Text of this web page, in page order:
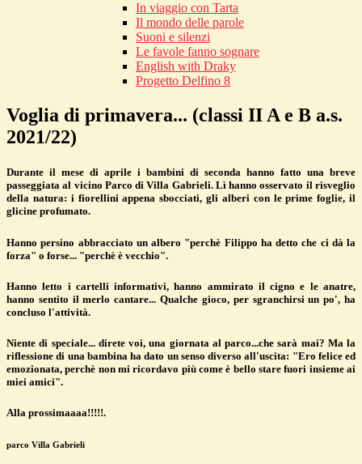
In viaggio con Tarta
Il mondo delle parole
Suoni e silenzi
Le favole fanno sognare
English with Draky
Progetto Delfino 8
Voglia di primavera... (classi II A e B a.s.
2021/22)
Durante il mese di aprile i bambini di seconda hanno fatto una breve
passeggiata al vicino Parco di Villa Gabrieli. Lì hanno osservato il risveglio
della natura: i fiorellini appena sbocciati, gli alberi con le prime foglie, il
glicine profumato.
Hanno persino abbracciato un albero "perchè Filippo ha detto che ci dà la
forza" o forse... "perchè è vecchio".
Hanno letto i cartelli informativi, hanno ammirato il cigno e le anatre,
hanno sentito il merlo cantare... Qualche gioco, per sgranchirsi un po', ha
concluso l'attività.
Niente di speciale... direte voi, una giornata al parco...che sarà mai? Ma la
riflessione di una bambina ha dato un senso diverso all'uscita: "Ero felice ed
emozionata, perchè non mi ricordavo più come è bello stare fuori insieme ai
miei amici".
Alla prossimaaaa!!!!!.
parco Villa Gabrieli